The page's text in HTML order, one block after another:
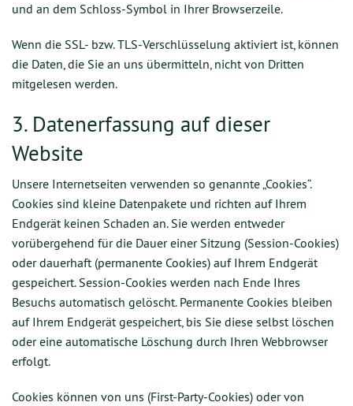
und an dem Schloss-Symbol in Ihrer Browserzeile.
Wenn die SSL- bzw. TLS-Verschlüsselung aktiviert ist, können
die Daten, die Sie an uns übermitteln, nicht von Dritten
mitgelesen werden.
3. Datenerfassung auf dieser
Website
Unsere Internetseiten verwenden so genannte „Cookies“.
Cookies sind kleine Datenpakete und richten auf Ihrem
Endgerät keinen Schaden an. Sie werden entweder
vorübergehend für die Dauer einer Sitzung (Session-Cookies)
oder dauerhaft (permanente Cookies) auf Ihrem Endgerät
gespeichert. Session-Cookies werden nach Ende Ihres
Besuchs automatisch gelöscht. Permanente Cookies bleiben
auf Ihrem Endgerät gespeichert, bis Sie diese selbst löschen
oder eine automatische Löschung durch Ihren Webbrowser
erfolgt.
Cookies können von uns (First-Party-Cookies) oder von